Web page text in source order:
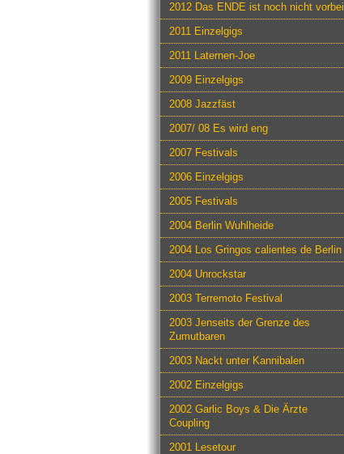
2012 Das ENDE ist noch nicht vorbei
2011 Einzelgigs
2011 Laternen-Joe
2009 Einzelgigs
2008 Jazzfäst
2007/ 08 Es wird eng
2007 Festivals
2006 Einzelgigs
2005 Festivals
2004 Berlin Wuhlheide
2004 Los Gringos calientes de Berlin
2004 Unrockstar
2003 Terremoto Festival
2003 Jenseits der Grenze des
Zumutbaren
2003 Nackt unter Kannibalen
2002 Einzelgigs
2002 Garlic Boys & Die Ärzte
Coupling
2001 Lesetour